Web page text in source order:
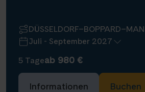
Juli - September 2027
5 Tageab 980 €
Informationen Buchen